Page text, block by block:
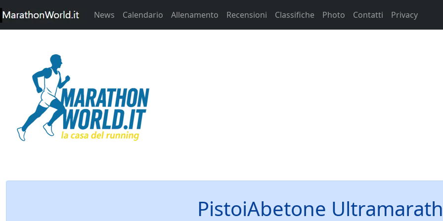
News Calendario Allenamento Recensioni Classifiche Photo Contatti Privacy
PistoiAbetone